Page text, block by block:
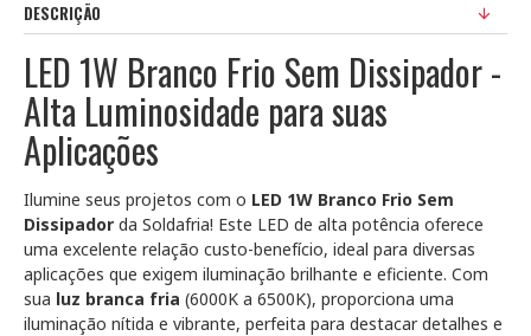
DESCRIÇÃO
LED 1W Branco Frio Sem Dissipador -
Alta Luminosidade para suas
Aplicações
Ilumine seus projetos com o LED 1W Branco Frio Sem
Dissipador da Soldafria! Este LED de alta potência oferece
uma excelente relação custo-benefício, ideal para diversas
aplicações que exigem iluminação brilhante e eficiente. Com
sua luz branca fria (6000K a 6500K), proporciona uma
iluminação nítida e vibrante, perfeita para destacar detalhes e